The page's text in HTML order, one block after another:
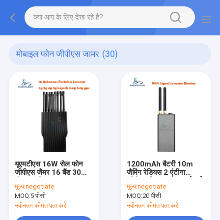
मोबाइल फोन जीपीएस जामर (30)
यूएमटीएस 16W सेल फोन
जीपीएस जैमर 16 बैंड 30
मूल्य:negotiate
MOQ:5 पीसी
नवीनतम कीमत पता करें
1200mAh बैटरी 10m
जैमिंग रेडियस 2 एंटीना
जीपीएस ब्लॉकर पोर्टेबल सिग्नल
जैमिंग डिवाइस
मूल्य:negotiate
MOQ:20 पीसी
नवीनतम कीमत पता करें